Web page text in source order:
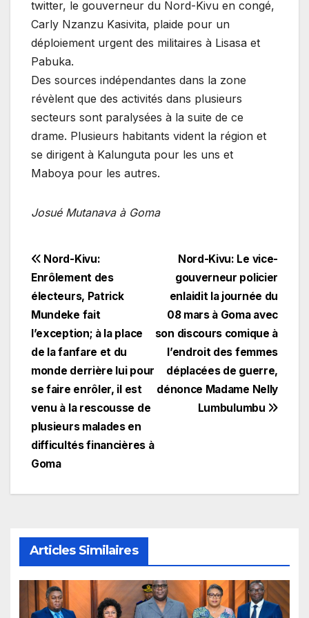
twitter, le gouverneur du Nord-Kivu en congé,
Carly Nzanzu Kasivita, plaide pour un
déploiement urgent des militaires à Lisasa et
Pabuka.
Des sources indépendantes dans la zone
révèlent que des activités dans plusieurs
secteurs sont paralysées à la suite de ce
drame. Plusieurs habitants vident la région et
se dirigent à Kalunguta pour les uns et
Maboya pour les autres.
Josué Mutanava à Goma
Navigation
de
l’article
Nord-Kivu: Le vice-
gouverneur policier
enlaidit la journée du
08 mars à Goma avec
son discours comique à
l’endroit des femmes
déplacées de guerre,
dénonce Madame Nelly
Lumbulumbu
Nord-Kivu:
Enrôlement des
électeurs, Patrick
Mundeke fait
l’exception; à la place
de la fanfare et du
monde derrière lui pour
se faire enrôler, il est
venu à la rescousse de
plusieurs malades en
difficultés financières à
Goma
Articles Similaires